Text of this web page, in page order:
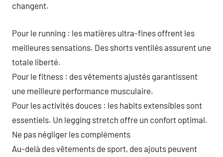
changent.
Pour le running : les matières ultra-fines offrent les
meilleures sensations. Des shorts ventilés assurent une
totale liberté.
Pour le fitness : des vêtements ajustés garantissent
une meilleure performance musculaire.
Pour les activités douces : les habits extensibles sont
essentiels. Un legging stretch offre un confort optimal.
Ne pas négliger les compléments
Au-delà des vêtements de sport, des ajouts peuvent